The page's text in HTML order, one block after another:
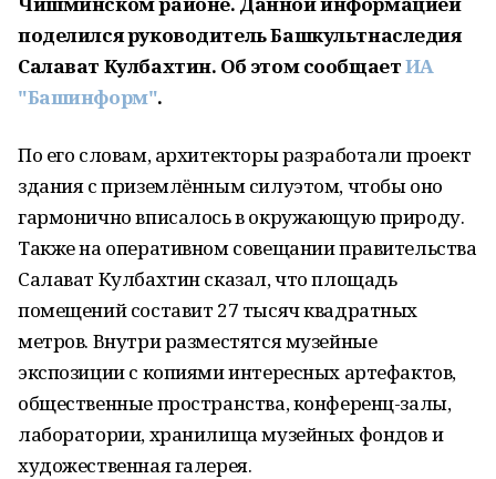
поделился руководитель Башкультнаследия
Салават Кулбахтин. Об этом сообщаетИА
"Башинформ".
По его словам, архитекторы разработали проект
здания с приземлённым силуэтом, чтобы оно
гармонично вписалось в окружающую природу.
Также на оперативном совещании правительства
Салават Кулбахтин сказал, что площадь
помещений составит 27 тысяч квадратных
метров. Внутри разместятся музейные
экспозиции с копиями интересных артефактов,
общественные пространства, конференц-залы,
лаборатории, хранилища музейных фондов и
художественная галерея.